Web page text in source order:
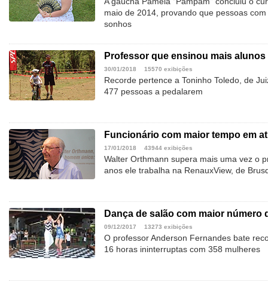
maio de 2014, provando que pessoas
sonhos
Professor que ensinou mais
30/01/2018 15570 exibições
Recorde pertence a Toninho Toledo, de
477 pessoas a pedalarem
Funcionário com maior tempo em
17/01/2018 43944 exibições
Walter Orthmann supera mais uma vez o
anos ele trabalha na RenauxView, de
Dança de salão com maior número
09/12/2017 13273 exibições
O professor Anderson Fernandes bate
16 horas ininterruptas com 358 mulheres